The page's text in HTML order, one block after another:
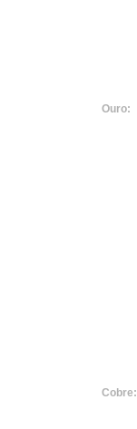
Ouro:
Cobre: